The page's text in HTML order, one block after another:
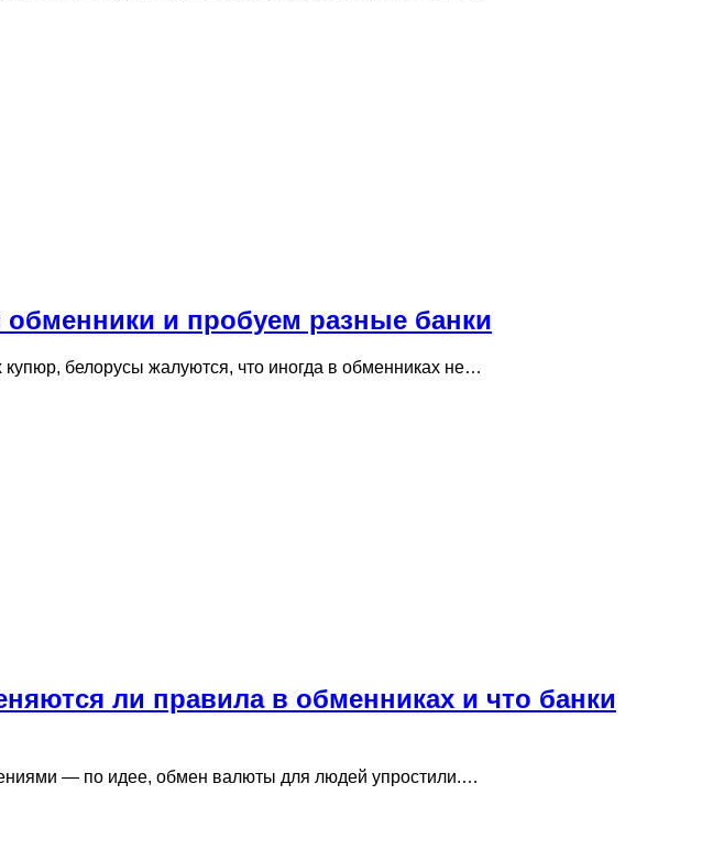
и пробуем разные банки
белорусы жалуются, что иногда в обменниках не…
ли правила в обменниках и что банки
— по идее, обмен валюты для людей упростили.…